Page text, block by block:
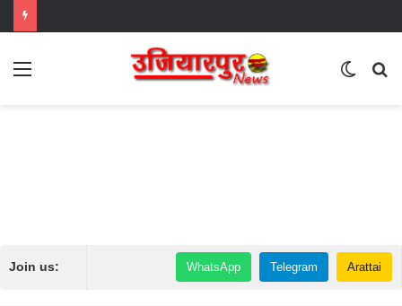
Menu
Switch
Join us: WhatsApp Telegram Arattai